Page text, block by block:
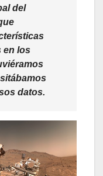
del
en los
datos.